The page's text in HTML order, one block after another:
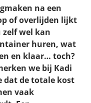
na een
of overlijden lijkt
wel kan
huren, wat
en klaar… toch?
we bij Kadi
dat de totale kost
vaak